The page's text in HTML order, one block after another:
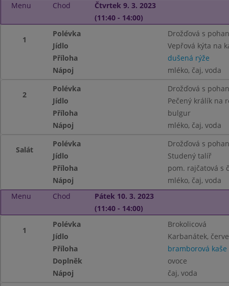
Menu
Chod
Čtvrtek 9. 3. 2023
(11:40 - 14:00)
1
Polévka
Drožďová s
Jídlo
Vepřová kýta na
Příloha
dušená rýže
Nápoj
mléko, čaj, voda
2
Polévka
Drožďová s
Jídlo
Pečený králík na
Příloha
bulgur
Nápoj
mléko, čaj, voda
Salát
Polévka
Drožďová s
Jídlo
Studený talíř
Příloha
pom. rajčatová s
Nápoj
mléko, čaj, voda
Menu
Chod
Pátek 10. 3. 2023
(11:40 - 14:00)
1
Polévka
Brokolicová
Jídlo
Karbanátek,
Příloha
bramborová kaše
Doplněk
ovoce
Nápoj
čaj, voda